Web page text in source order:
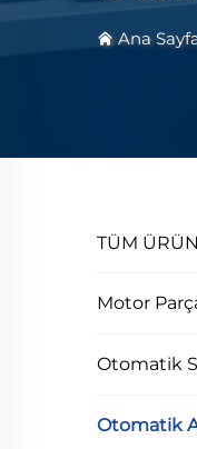
Ana
TÜM
Motor
Otomatik
Otomatik